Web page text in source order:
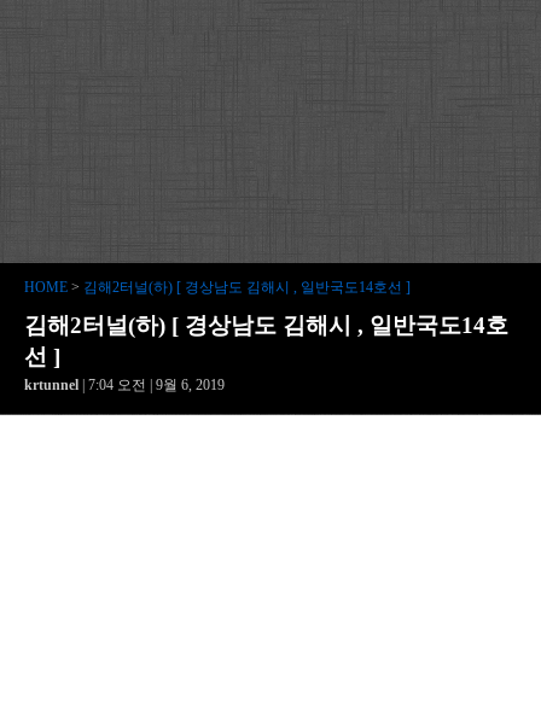
HOME > 김해2터널(하) [ 경상남도 김해시 , 일반국도14호선 ]
김해2터널(하) [ 경상남도 김해시 , 일반국도14호
선 ]
krtunnel | 7:04 오전 | 9월 6, 2019